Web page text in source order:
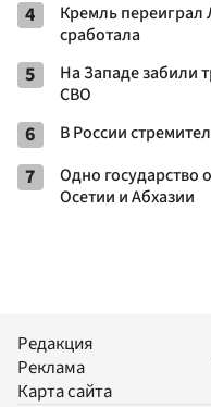
4
Кремль переиграл
сработала
5
На Западе забили
СВО
6 В России
7
Одно
Осетии и Абхазии
Редакция
Реклама
Карта сайта